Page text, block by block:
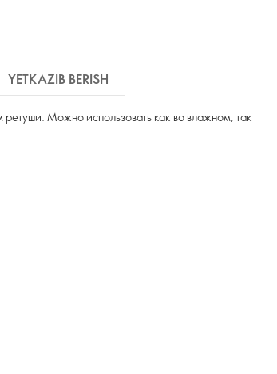
YETKAZIB BERISH
Можно использовать как во влажном, так